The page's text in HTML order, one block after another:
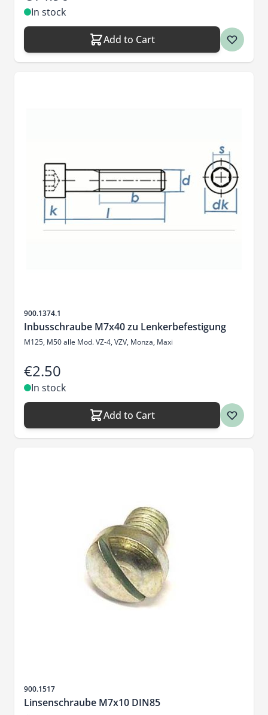
In stock
Add to Cart
Sku
900.1374.1
Inbusschraube M7x40 zu Lenkerbefestigung
M125, M50 alle Mod. VZ-4, VZV, Monza, Maxi
€2.50
In stock
Add to Cart
Sku
900.1517
Linsenschraube M7x10 DIN85